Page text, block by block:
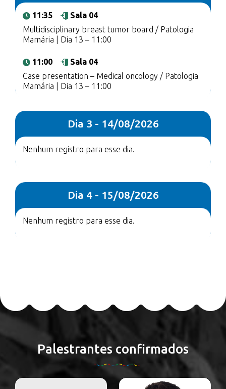
11:35
Sala 04
Multidisciplinary breast tumor board / Patologia
Mamária | Dia 13 – 11:00
11:00
Sala 04
Case presentation – Medical oncology / Patologia
Mamária | Dia 13 – 11:00
Dia 3 - 14/08/2026
Nenhum registro para esse dia.
Dia 4 - 15/08/2026
Nenhum registro para esse dia.
Palestrantes confirmados